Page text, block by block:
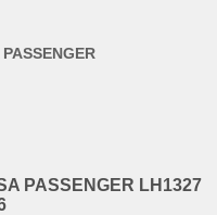
PASSENGER LH1327